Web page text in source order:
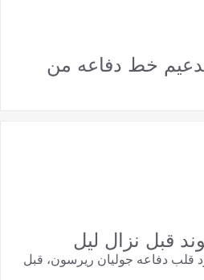
خط دفاعه من
قبل نزال ليل
قلب دفاعه جوليان ريرسون، قبل